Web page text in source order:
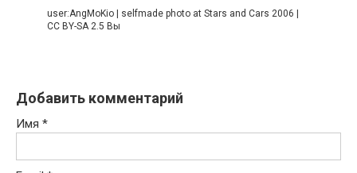
user:AngMoKio | selfmade photo at Stars and Cars 2006 |
CC BY-SA 2.5 Вы
Добавить комментарий
Имя *